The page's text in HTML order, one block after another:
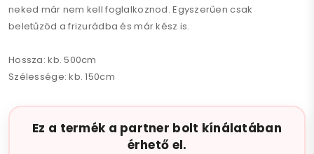
neked már nem kell foglalkoznod. Egyszerűen csak
beletűzöd a frizurádba és már kész is.
Hossza: kb. 500cm
Szélessége: kb. 150cm
Ez a termék a partner bolt kínálatában
érhető el.